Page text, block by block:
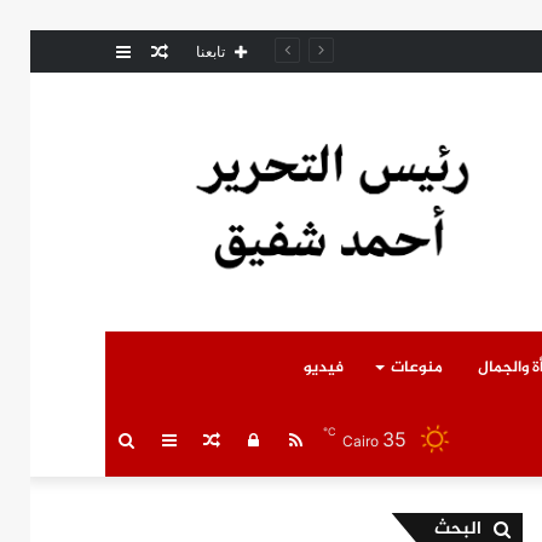
عمودمقال تابعنا
والجمال منوعات فيديو
بحث عمود مقالتسجيل RSS Cairo 35
℃
البحث